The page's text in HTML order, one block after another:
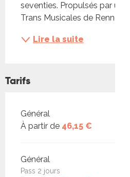
seventies. Propulsés par un
Trans Musicales de Rennes,...
Lire la suite
Tarifs
Tarifs 2026
Général
À partir de 46,15 €
Général
Pass 2 jours